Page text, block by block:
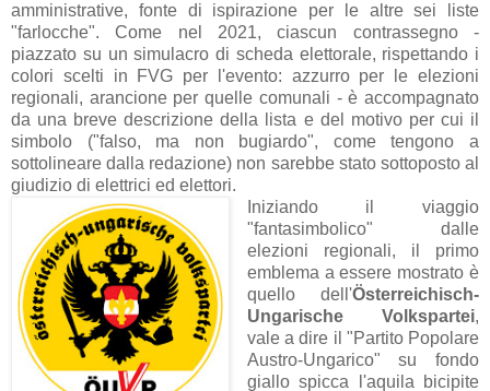
amministrative, fonte di ispirazione per le altre sei liste
"farlocche". Come nel 2021, ciascun contrassegno -
piazzato su un simulacro di scheda elettorale, rispettando i
colori scelti in FVG per l'evento: azzurro per le elezioni
regionali, arancione per quelle comunali - è accompagnato
da una breve descrizione della lista e del motivo per cui il
simbolo ("falso, ma non bugiardo", come tengono a
sottolineare dalla redazione) non sarebbe stato sottoposto al
giudizio di elettrici ed elettori.
Iniziando il viaggio
"fantasimbolico" dalle
elezioni regionali, il primo
emblema a essere mostrato è
quello dell'Österreichisch-
Ungarische Volkspartei,
vale a dire il "Partito Popolare
Austro-Ungarico" su fondo
giallo spicca l'aquila bicipite